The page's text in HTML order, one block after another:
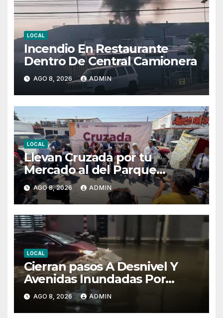
LOCAL
Incendio En Restaurante
Dentro De Central Camionera
AGO 8, 2026 ADMIN
LOCAL
Llevan Cruzada por tu
Mercado al del Parque
Hidalgo
AGO 8, 2026 ADMIN
LOCAL
Cierran pasos A Desnivel Y
Avenidas Inundadas Por
Fuertes Lluvias
AGO 8, 2026 ADMIN